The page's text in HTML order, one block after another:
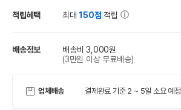
적립혜택 최대150점 적립
배송정보
배송비 3,000원
(3만원 이상 무료배송)
업체배송 결제완료 기준 2 ~ 5일 소요 예정